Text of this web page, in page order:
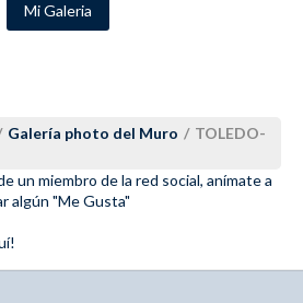
Mi Galeria
Galería photo del Muro / TOLEDO-
un miembro de la red social, anímate a
algún "Me Gusta"